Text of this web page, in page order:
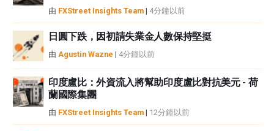
FXStreet並非註冊投資顧問，本文內容無意提供任何投資建議。
由 FXStreet Insights Team | 4分鐘以前
日圓下跌，因初請失業金人數保持堅挺
由 Agustin Wazne | 4分鐘以前
印度盧比：外資流入將幫助印度盧比對抗美元 - 荷
蘭國際集團
由 FXStreet Insights Team | 12分鐘以前